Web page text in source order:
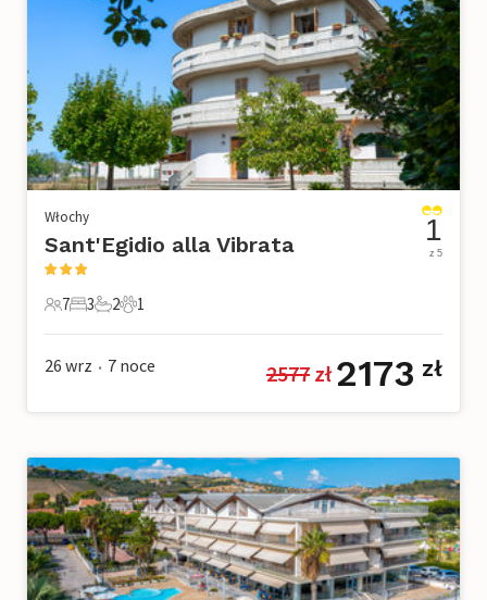
Włochy
Sant'Egidio alla Vibrata
7 Goście
7
3 Sypialnie
3
2 Łazienki
2
1 Zwierzę domowe
1
1
z 5
26 wrz • 7 noce 2577 zł 2173 zł